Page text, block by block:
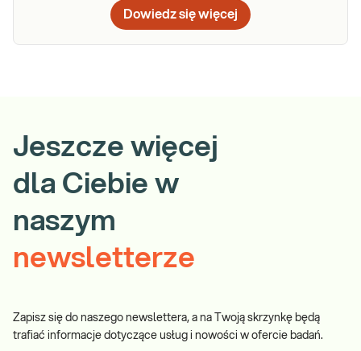
Dowiedz się więcej
Jeszcze więcej
dla Ciebie w
naszym
newsletterze
Zapisz się do naszego newslettera, a na Twoją skrzynkę będą
trafiać informacje dotyczące usług i nowości w ofercie badań.